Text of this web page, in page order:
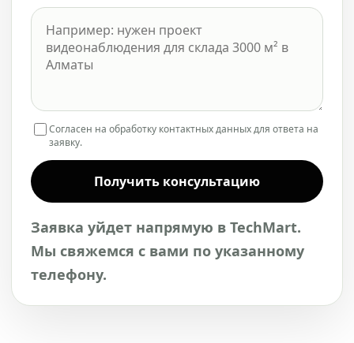
Согласен на обработку контактных данных для ответа на
заявку.
Получить консультацию
Заявка уйдет напрямую в TechMart.
Мы свяжемся с вами по указанному
телефону.